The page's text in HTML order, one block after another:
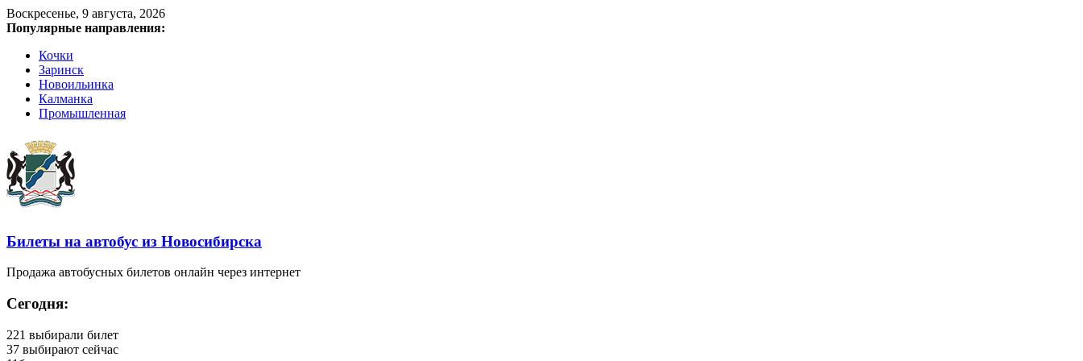
Воскресенье, 9 августа, 2026
Популярные направления:
Кочки
Заринск
Новоильинка
Калманка
Промышленная
Билеты на автобус из Новосибирска
Продажа автобусных билетов онлайн через интернет
Сегодня:
221 выбирали билет
37 выбирают сейчас